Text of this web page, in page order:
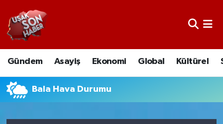
Gündem Asayiş Ekonomi Global Kültürel
Bala Hava Durumu
Uşak Nöbetçi Eczaneler
Uşak Hava Durumu
Uşak Namaz Vakitleri